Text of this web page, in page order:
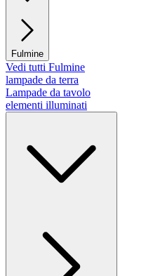
Fulmine
Vedi tutti Fulmine
lampade da terra
Lampade da tavolo
elementi illuminati